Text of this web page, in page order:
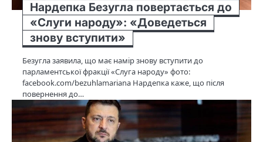
Нардепка Безугла повертається до
«Слуги народу»: «Доведеться
знову вступити»
Безугла заявила, що має намір знову вступити до
парламентської фракції «Слуга народу» фото:
facebook.com/bezuhlamariana Нардепка каже, що після
повернення до…